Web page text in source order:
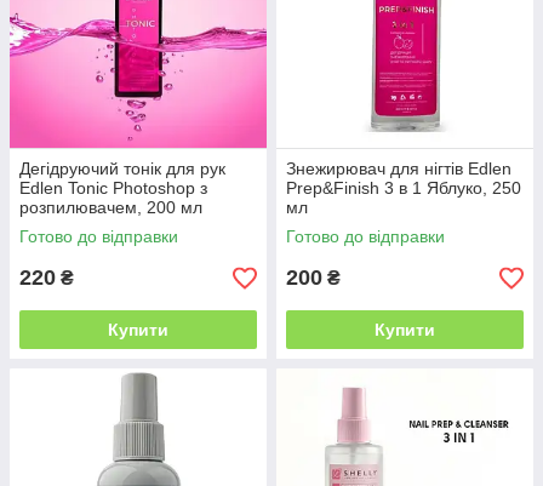
Дегідруючий тонік для рук
Edlen Tonic Photoshop з
розпилювачем, 200 мл
Готово до відправки
220 ₴
Купити
Знежирювач для нігтів Edlen
Prep&Finish 3 в 1 Яблуко, 250
мл
Готово до відправки
200 ₴
Купити